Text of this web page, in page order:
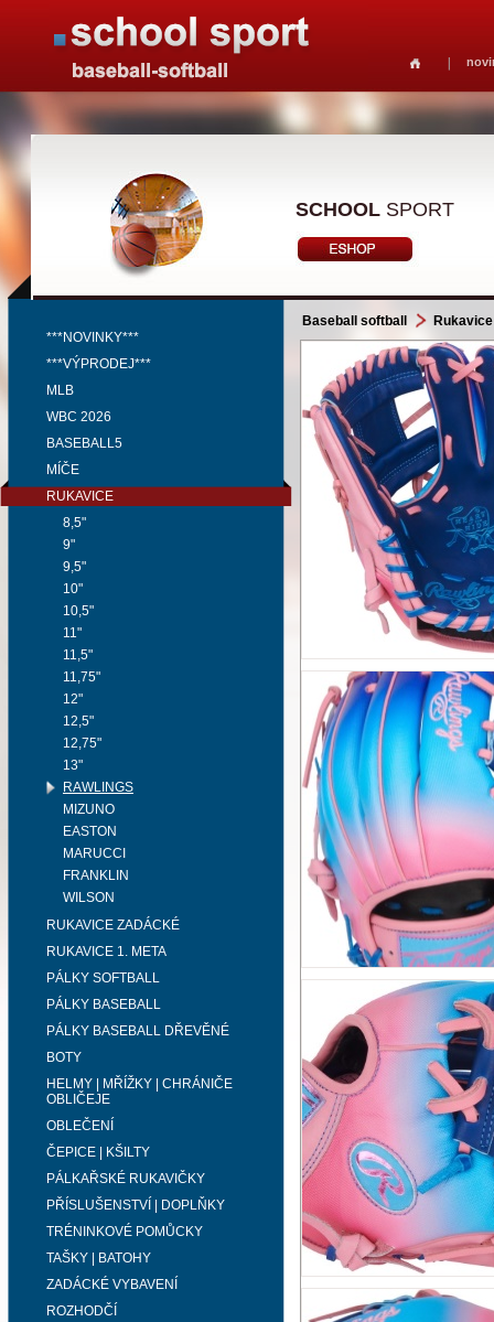
SCHOOL SPORT
***NOVINKY***
***VÝPRODEJ***
MLB
WBC 2026
BASEBALL5
MÍČE
RUKAVICE
8,5"
9"
9,5"
10"
10,5"
11"
11,5"
11,75"
12"
12,5"
12,75"
13"
RAWLINGS
MIZUNO
EASTON
MARUCCI
FRANKLIN
WILSON
RUKAVICE ZADÁCKÉ
RUKAVICE 1. META
PÁLKY SOFTBALL
PÁLKY BASEBALL
PÁLKY BASEBALL DŘEVĚNÉ
BOTY
HELMY | MŘÍŽKY | CHRÁNIČE
OBLIČEJE
OBLEČENÍ
ČEPICE | KŠILTY
PÁLKAŘSKÉ RUKAVIČKY
PŘÍSLUŠENSTVÍ | DOPLŇKY
TRÉNINKOVÉ POMŮCKY
TAŠKY | BATOHY
ZADÁCKÉ VYBAVENÍ
ROZHODČÍ
Baseball softball Rukavice